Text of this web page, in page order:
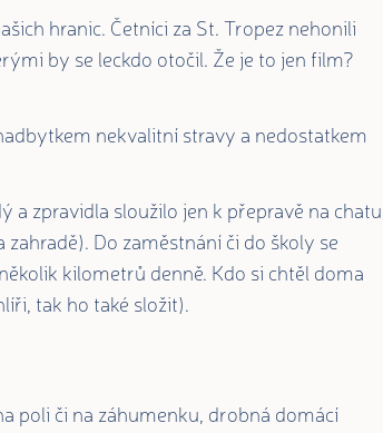
hranic. Četníci za St. Tropez nehonili
by se leckdo otočil. Že je to jen film?
nekvalitní stravy a nedostatkem
a zpravidla sloužilo jen k přepravě na chatu
Do zaměstnání či do školy se
kilometrů denně. Kdo si chtěl doma
tak ho také složit).
poli či na záhumenku, drobná domácí